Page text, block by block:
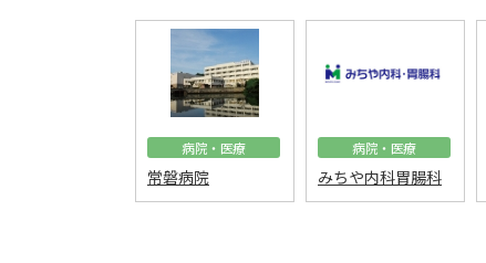
病院・医療
常磐病院
病院・医療
みちや内科胃腸科